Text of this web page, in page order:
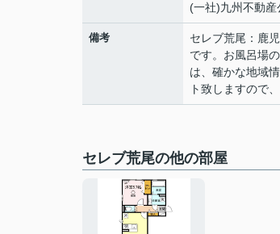
(一社)九州不動
備考
セレブ荒尾：鹿
です。お風呂場
は、確かな地域
ト致しますので
セレブ荒尾の他の部屋